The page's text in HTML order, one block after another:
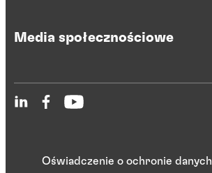
Media społecznościowe
Oświadczenie o ochronie danych